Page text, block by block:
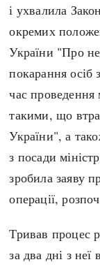
і ухвалила
окремих
України "Про
покарання осіб
час проведення
такими, що
України", а
з посади
зробила заяву
операції,
Тривав процес
за два дні з